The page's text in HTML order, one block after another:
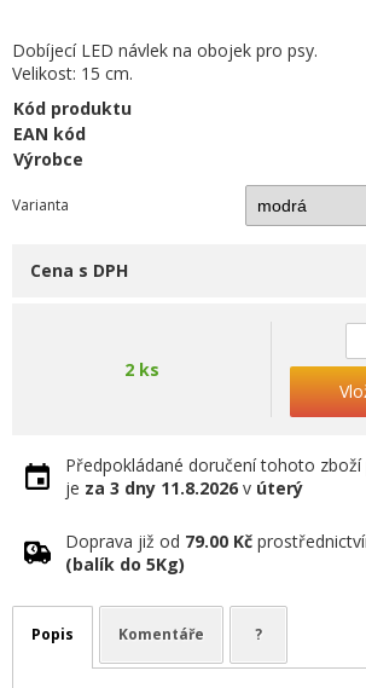
Dobíjecí LED návlek na obojek pro psy.
Velikost: 15 cm.
Kód produktu
EAN kód
Výrobce
Varianta
Cena s DPH
2 ks
Předpokládané doručení tohoto
je za 3 dny 11.8.2026 v úterý
Doprava již od 79.00 Kč
(balík do 5Kg)
Popis Komentáře ?